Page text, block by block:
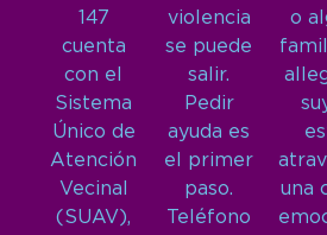
147
cuenta
con el
Sistema
Único de
Atención
Vecinal
(SUAV),
violencia
se puede
salir.
Pedir
ayuda es
el primer
paso.
Teléfono
o
una